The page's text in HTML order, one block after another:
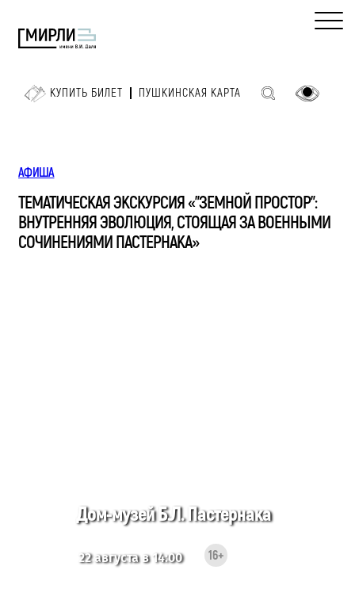
КУПИТЬ БИЛЕТ ПУШКИНСКАЯ КАРТА
АФИША
ТЕМАТИЧЕСКАЯ ЭКСКУРСИЯ «"ЗЕМНОЙ ПРОСТОР":
ВНУТРЕННЯЯ ЭВОЛЮЦИЯ, СТОЯЩАЯ ЗА ВОЕННЫМИ
СОЧИНЕНИЯМИ ПАСТЕРНАКА»
Дом-музей Б.Л. Пастернака
22 августа в 14:00 16+